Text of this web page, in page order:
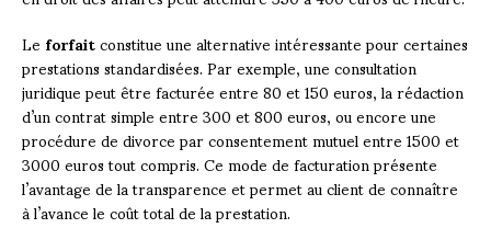
Leforfaitconstitue une alternative intéressante pour certaines
prestations standardisées. Par exemple, une consultation
juridique peut être facturée entre 80 et 150 euros, la rédaction
d’un contrat simple entre 300 et 800 euros, ou encore une
procédure de divorce par consentement mutuel entre 1500 et
3000 euros tout compris. Ce mode de facturation présente
l’avantage de la transparence et permet au client de connaître
à l’avance le coût total de la prestation.